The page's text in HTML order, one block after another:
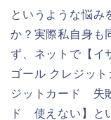
というような悩み
か？実際私自身も
ず、ネットで【イ
ゴール クレジッ
ジットカード 失
ド 使えない】と